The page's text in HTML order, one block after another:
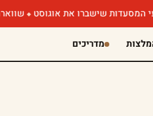
שישברו את אוגוסט שווארמה
מדריכים